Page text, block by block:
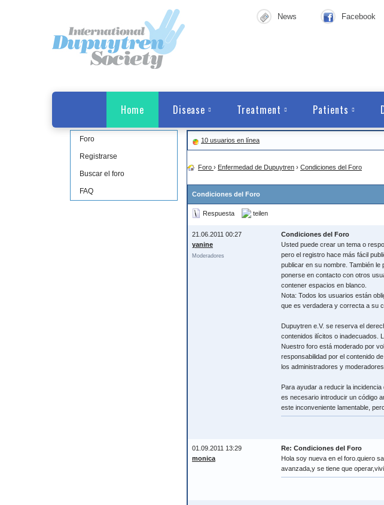
News Facebook
Home Disease Treatment Patients
Foro
Registrarse
Buscar el foro
FAQ
10 usuarios en línea
Foro › Enfermedad de Dupuytren › Condiciones del Foro
Condiciones del Foro
Respuesta teilen
21.06.2011 00:27
yanine
Moderadores
Condiciones del Foro
Usted puede crear un tema o
pero el registro hace más fácil
publicar en su nombre. También
ponerse en contacto con otros
contener espacios en blanco.
Nota: Todos los usuarios están
que es verdadera y correcta a su
Dupuytren e.V. se reserva el
contenidos ilícitos o inadecuados.
Nuestro foro está moderado por
responsabilidad por el contenido
los administradores y moderadores.
Para ayudar a reducir la
es necesario introducir un código
este inconveniente lamentable,
01.09.2011 13:29
monica
Re: Condiciones del Foro
Hola soy nueva en el foro.quiero
avanzada,y se tiene que